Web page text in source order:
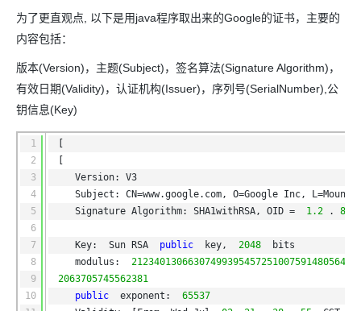
为了更直观点, 以下是用java程序取出来的Google的证书，主要的
内容包括：
版本(Version)，主题(Subject)，签名算法(Signature Algorithm)，
有效日期(Validity)，认证机构(Issuer)，序列号(SerialNumber),公
钥信息(Key)
1
2
3
4
5
6
7
8
9
10
Version: V3
Subject: CN=www.google.com, O=Google Inc,
Signature Algorithm: SHA1withRSA, OID =
1.2 .
Key:  Sun RSA public key, 2048
bits
modulus:
2063705745562381
public
exponent:
65537